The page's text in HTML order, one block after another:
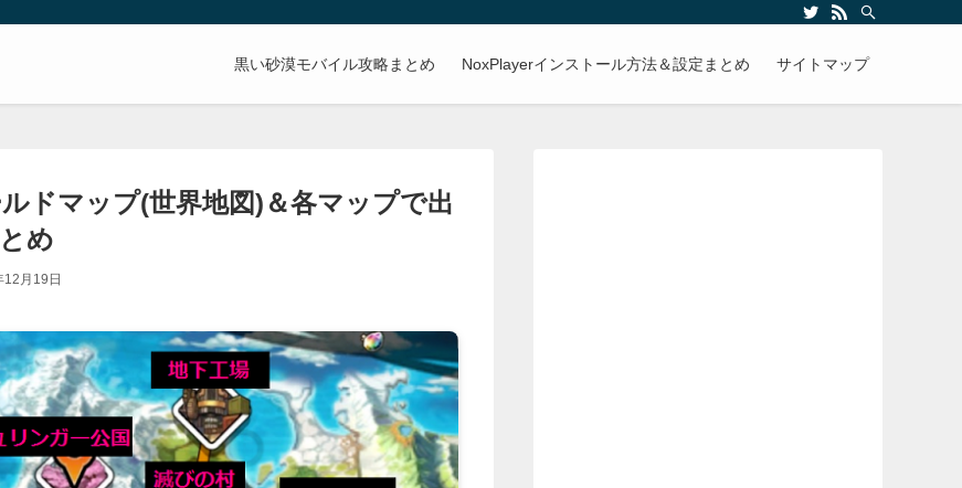
黒い砂漠モバイル攻略まとめ NoxPlayerインストール方法＆設定まとめ サイトマップ
ドマップ(世界地図)＆各マップで出
め
12月19日